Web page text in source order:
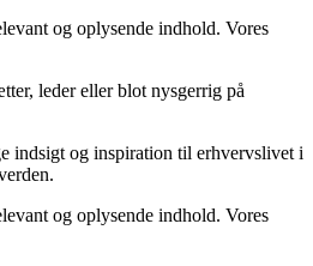
og oplysende indhold. Vores
leder eller blot nysgerrig på
indsigt og inspiration til erhvervslivet i
og oplysende indhold. Vores